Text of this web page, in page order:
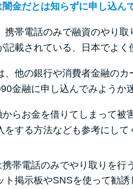
闇金だとは知らずに申し込ん
携帯電話のみで融資のやり
記載されている、日本でよく
、他の銀行や消費者金融の
金融に申し込んでみようか
からお金を借りてしまって
をする方法なども参考にして
帯電話のみでやり取りを行
ト掲示板やSNSを使って勧